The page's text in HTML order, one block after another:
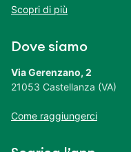
Scopri di più
Dove siamo
Via Gerenzano, 2
21053 Castellanza (VA)
Come raggiungerci